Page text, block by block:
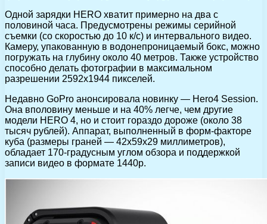
Одной зарядки HERO хватит примерно на два с
половиной часа. Предусмотрены режимы серийной
съемки (со скоростью до 10 к/с) и интервального видео.
Камеру, упакованную в водонепроницаемый бокс, можно
погружать на глубину около 40 метров. Также устройство
способно делать фотографии в максимальном
разрешении 2592х1944 пикселей.
Недавно GoPro анонсировала новинку — Hero4 Session.
Она вполовину меньше и на 40% легче, чем другие
модели HERO 4, но и стоит гораздо дороже (около 38
тысяч рублей). Аппарат, выполненный в форм-факторе
куба (размеры граней — 42х59х29 миллиметров),
обладает 170-градусным углом обзора и поддержкой
записи видео в формате 1440р.